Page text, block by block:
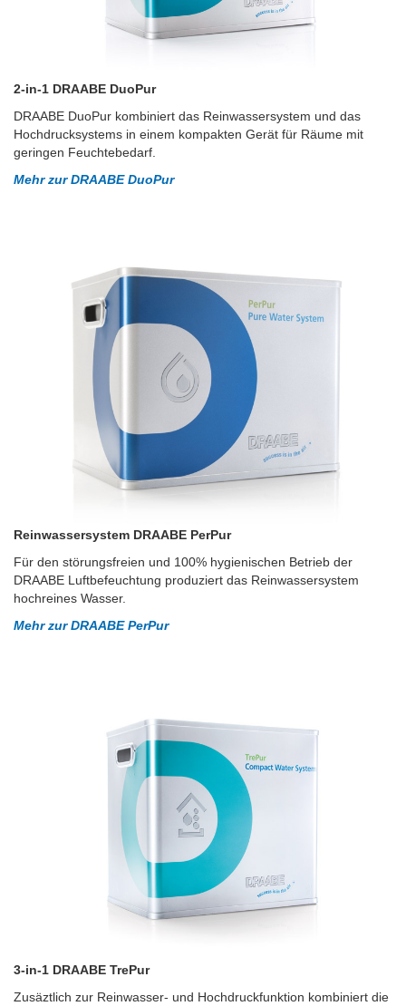
2-in-1 DRAABE DuoPur
DRAABE DuoPur kombiniert das Reinwassersystem und das
Hochdrucksystems in einem kompakten Gerät für Räume mit
geringen Feuchtebedarf.
Mehr zur DRAABE DuoPur
Reinwassersystem DRAABE PerPur
Für den störungsfreien und 100% hygienischen Betrieb der
DRAABE Luftbefeuchtung produziert das Reinwassersystem
hochreines Wasser.
Mehr zur DRAABE PerPur
3-in-1 DRAABE TrePur
Zusäztlich zur Reinwasser- und Hochdruckfunktion kombiniert die